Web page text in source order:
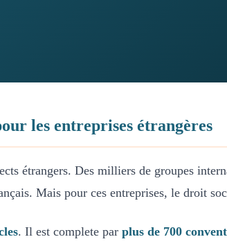
les entreprises étrangères
étrangers. Des milliers de groupes
Mais pour ces entreprises, le droit
. Il est complete par plus de 700